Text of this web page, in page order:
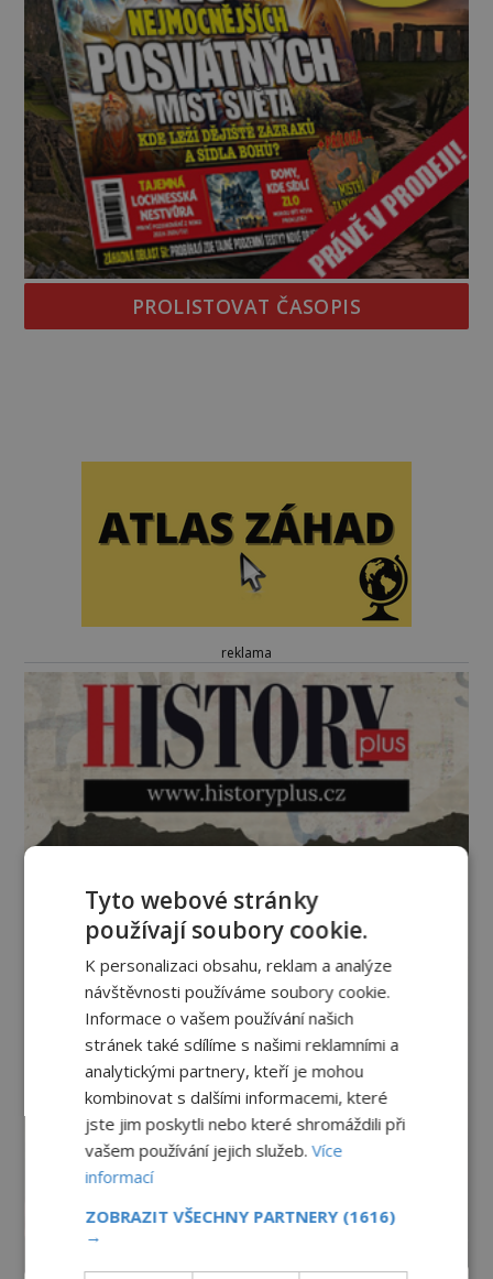
PROLISTOVAT ČASOPIS
reklama
Tyto webové stránky
používají soubory cookie.
K personalizaci obsahu, reklam a analýze
návštěvnosti používáme soubory cookie.
Informace o vašem používání našich
stránek také sdílíme s našimi reklamními a
analytickými partnery, kteří je mohou
kombinovat s dalšími informacemi, které
jste jim poskytli nebo které shromáždili při
vašem používání jejich služeb.Více
informací
ZOBRAZIT VŠECHNY PARTNERY (1616)
→